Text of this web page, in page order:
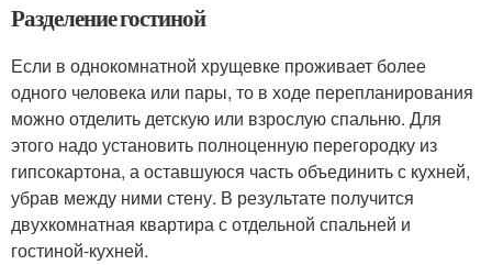
Разделение гостиной
Если в однокомнатной хрущевке проживает более
одного человека или пары, то в ходе перепланирования
можно отделить детскую или взрослую спальню. Для
этого надо установить полноценную перегородку из
гипсокартона, а оставшуюся часть объединить с кухней,
убрав между ними стену. В результате получится
двухкомнатная квартира с отдельной спальней и
гостиной-кухней.